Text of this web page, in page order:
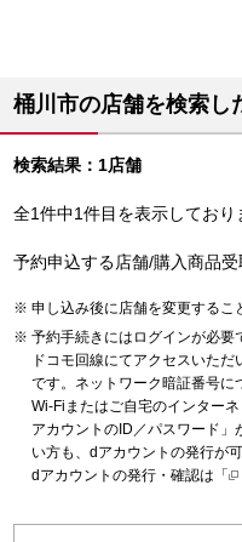
桶川市の店舗を検索し
検索結果：1店舗
全1件中1件目を表示しており
予約申込する店舗/購入商品受
申し込み後に店舗を変更するこ
予約手続きにはログインが必要
ドコモ回線にてアクセスいた
です。ネットワーク暗証番号に
Wi-Fiまたはご自宅のインター
アカウントのID／パスワード
い方も、dアカウントの発行が可
dアカウントの発行・確認は「